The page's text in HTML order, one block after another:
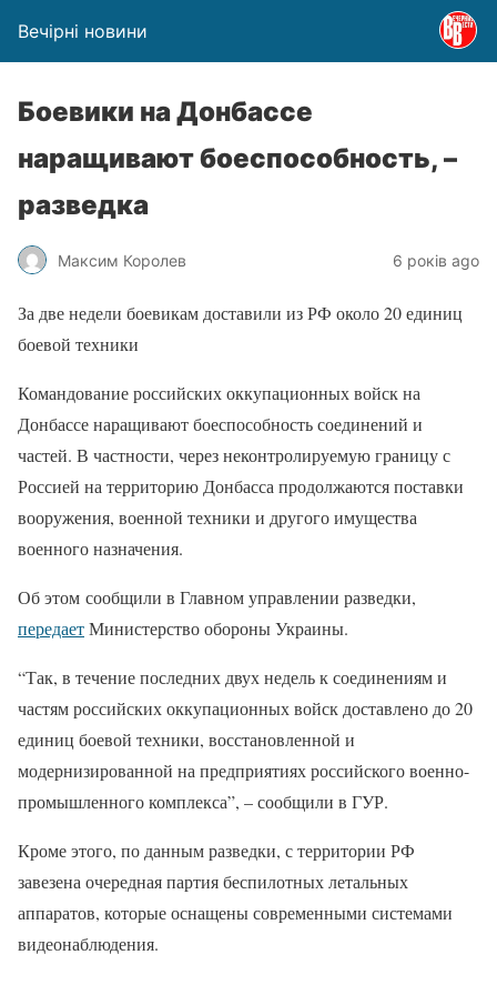
Вечірні новини
Боевики на Донбассе
наращивают боеспособность, –
разведка
Максим Королев 6 років ago
За две недели боевикам доставили из РФ около 20 единиц
боевой техники
Командование российских оккупационных войск на
Донбассе наращивают боеспособность соединений и
частей. В частности, через неконтролируемую границу с
Россией на территорию Донбасса продолжаются поставки
вооружения, военной техники и другого имущества
военного назначения.
Об этом сообщили в Главном управлении разведки,
передаетМинистерство обороны Украины.
“Так, в течение последних двух недель к соединениям и
частям российских оккупационных войск доставлено до 20
единиц боевой техники, восстановленной и
модернизированной на предприятиях российского военно-
промышленного комплекса”, – сообщили в ГУР.
Кроме этого, по данным разведки, с территории РФ
завезена очередная партия беспилотных летальных
аппаратов, которые оснащены современными системами
видеонаблюдения.